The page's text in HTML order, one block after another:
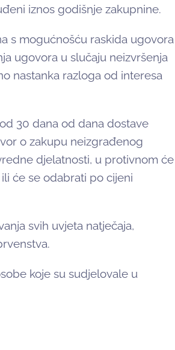
iznos godišnje zakupnine.
s mogućnošću raskida ugovora
ugovora u slučaju neizvršenja
nastanka razloga od interesa
30 dana od dana dostave
o zakupu neizgrađenog
djelatnosti, u protivnom će
će se odabrati po cijeni
svih uvjeta natječaja,
koje su sudjelovale u